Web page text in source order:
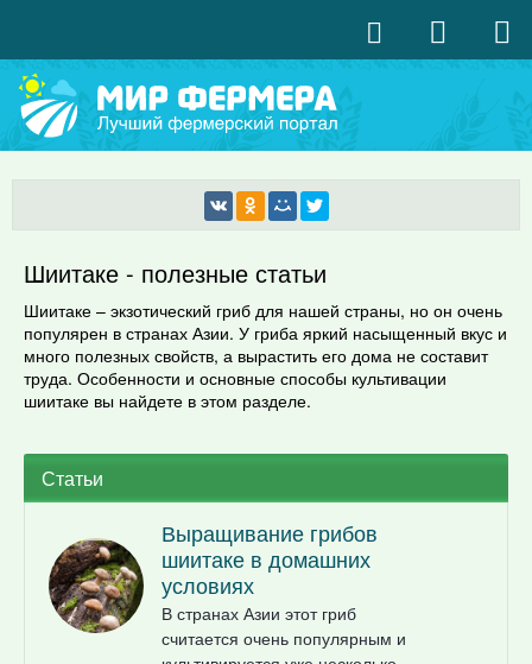
Шиитаке - полезные статьи
Шиитаке – экзотический гриб для нашей страны, но он очень
популярен в странах Азии. У гриба яркий насыщенный вкус и
много полезных свойств, а вырастить его дома не составит
труда. Особенности и основные способы культивации
шиитаке вы найдете в этом разделе.
Статьи
Выращивание грибов
шиитаке в домашних
условиях
В странах Азии этот гриб
считается очень популярным и